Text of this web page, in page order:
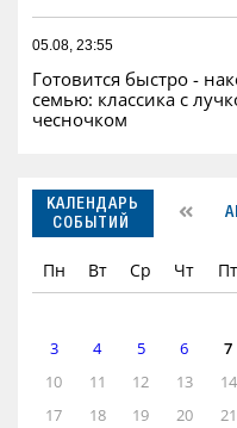
05.08, 23:55
Готовится быстро -
семью: классика с
чесночком
КАЛЕНДАРЬ
СОБЫТИЙ
Пн Вт Ср Чт Пт
3
4 5 6 7
10
11 12 13 14
17
18 19 20 21